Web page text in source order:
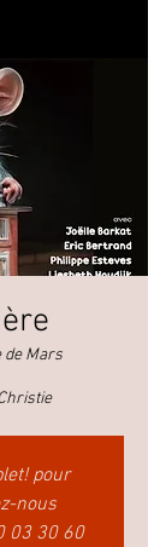
de Mars
pour
nous
03 30 60